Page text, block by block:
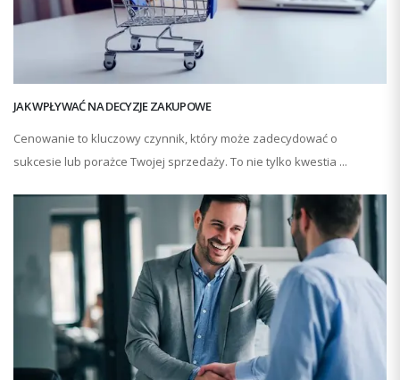
JAK WPŁYWAĆ NA DECYZJE ZAKUPOWE
Cenowanie to kluczowy czynnik, który może zadecydować o
sukcesie lub porażce Twojej sprzedaży. To nie tylko kwestia ...